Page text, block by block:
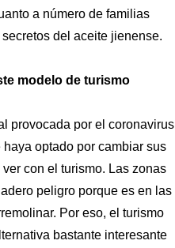
a número de familias
del aceite jienense.
modelo de turismo
provocada por el coronavirus
optado por cambiar sus
con el turismo. Las zonas
peligro porque es en las
Por eso, el turismo
bastante interesante